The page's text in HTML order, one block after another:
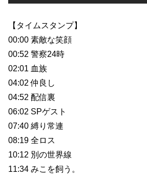
【タイムスタンプ】
00:00 素敵な笑顔
00:52 警察24時
02:01 血族
04:02 仲良し
04:52 配信裏
06:02 SPゲスト
07:40 縛り常連
08:19 全ロス
10:12 別の世界線
11:34 みこを飼う。